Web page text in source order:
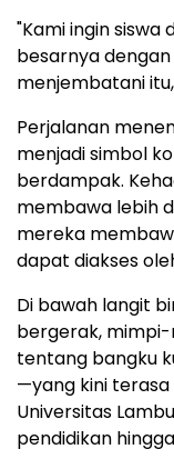
"Kami ingin siswa
besarnya dengan
menjembatani
Perjalanan
menjadi simbol
berdampak.
membawa lebih
mereka
dapat diakses
Di bawah langit
bergerak, mimpi-
tentang bangku
—yang kini
Universitas
pendidikan